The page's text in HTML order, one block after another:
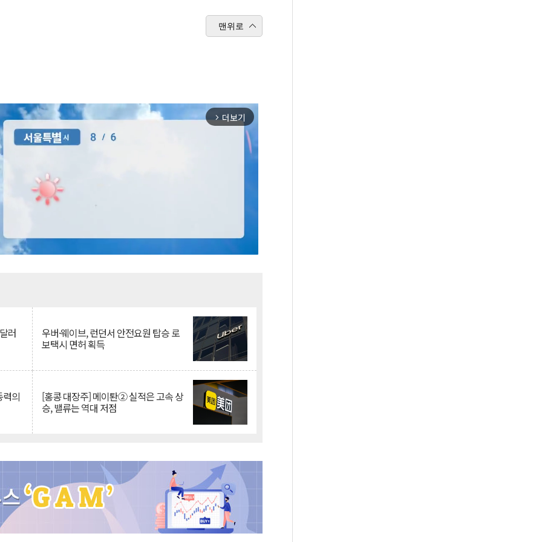
맨위로
arrow_forward_ios 더보기
러 우버·웨이브, 런던서 안전요원 탑승 로
보택시 면허 획득
의 [홍콩 대장주] 메이퇀② 실적은 고속 상
승, 밸류는 역대 저점